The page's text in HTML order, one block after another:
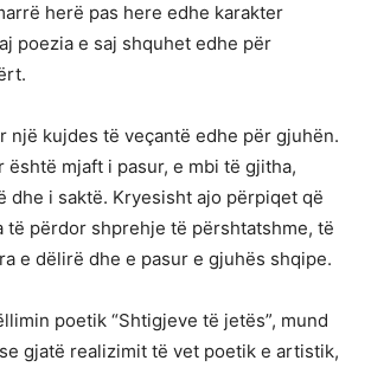
herë pas here edhe karakter
poezia e saj shquhet edhe për
një kujdes të veçantë edhe për gjuhën.
është mjaft i pasur, e mbi të gjitha,
dhe i saktë. Kryesisht ajo përpiqet që
të përdor shprehje të përshtatshme, të
e dëlirë dhe e pasur e gjuhës shqipe.
poetik “Shtigjeve të jetës”, mund
gjatë realizimit të vet poetik e artistik,